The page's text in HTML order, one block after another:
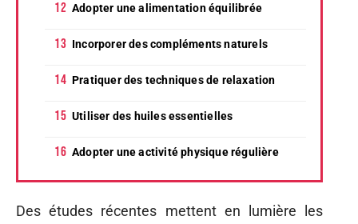
Adopter une alimentation équilibrée
Incorporer des compléments naturels
Pratiquer des techniques de relaxation
Utiliser des huiles essentielles
Adopter une activité physique régulière
Des études récentes mettent en lumière les